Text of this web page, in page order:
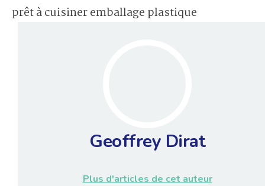
prêt à cuisiner emballage plastique
Geoffrey Dirat
Plus d'articles de cet auteur